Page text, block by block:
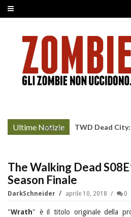
Ultime Notizie
More »
TWD Dead
The Walking Dead
Season Finale
DarkSchneider aprile 10, 2018 0
"Wrath" è il titolo originale della